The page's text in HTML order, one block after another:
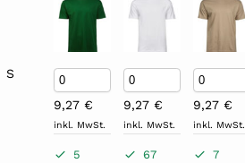
S
9,27€
inkl. MwSt.
5
9,27€
inkl. MwSt.
67
9,27€
inkl. MwSt.
7